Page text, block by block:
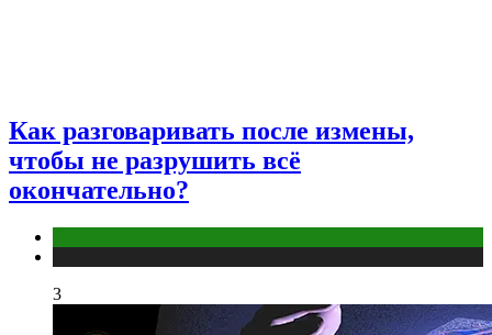
Как разговаривать после измены,
чтобы не разрушить всё
окончательно?
3